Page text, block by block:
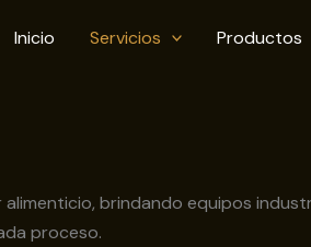
Inicio Servicios Productos
brindando equipos
proceso.